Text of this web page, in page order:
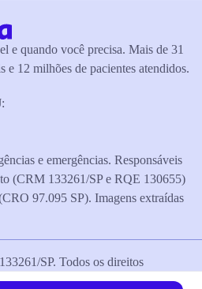
e quando você precisa. Mais de 31
e 12 milhões de pacientes atendidos.
e emergências. Responsáveis
(CRM 133261/SP e RQE 130655)
97.095 SP). Imagens extraídas
SP. Todos os direitos